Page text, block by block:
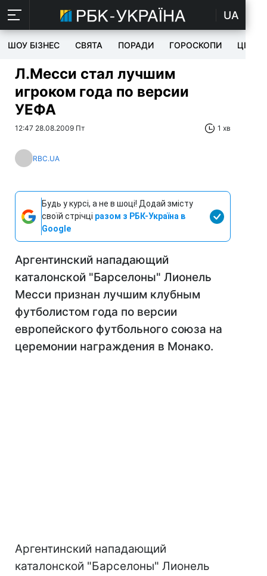
UA
ШОУ БІЗНЕС СВЯТА ПОРАДИ ГОРОСКОПИ ЦІКАВЕ
Л.Месси стал лучшим
игроком года по версии
УЕФА
12:47 28.08.2009 Пт 1 хв
RBC.UA
Будь у курсі, а не в шоці! Додай змісту
своїй стрічці разом з РБК-Україна в
Google
Аргентинский нападающий
каталонской "Барселоны" Лионель
Месси признан лучшим клубным
футболистом года по версии
европейского футбольного союза на
церемонии награждения в Монако.
Аргентинский нападающий
каталонской "Барселоны" Лионель